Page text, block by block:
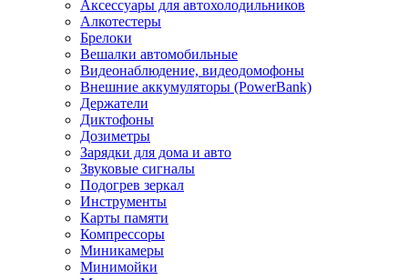
Аксессуары для автохолодильников
Алкотестеры
Брелоки
Вешалки автомобильные
Видеонаблюдение, видеодомофоны
Внешние аккумуляторы (PowerBank)
Держатели
Диктофоны
Дозиметры
Зарядки для дома и авто
Звуковые сигналы
Подогрев зеркал
Инструменты
Карты памяти
Компрессоры
Миникамеры
Минимойки